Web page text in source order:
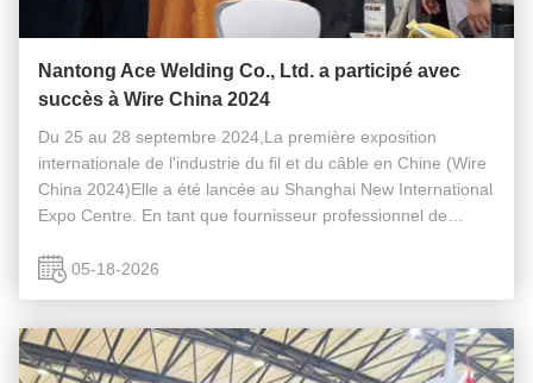
Nantong Ace Welding Co., Ltd. a participé avec
succès à Wire China 2024
Du 25 au 28 septembre 2024,La première exposition
internationale de l'industrie du fil et du câble en Chine (Wire
China 2024)Elle a été lancée au Shanghai New International
Expo Centre. En tant que fournisseur professionnel de
d'équipements de ...
05-18-2026